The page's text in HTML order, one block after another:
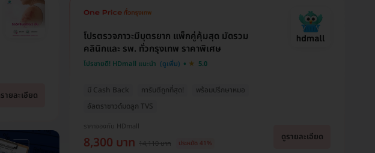
ายละเอียด มี Cash Back การันตีถูกที่สุด!
พร้อมปรึกษาหมอ
อัลตราซาวด์มดลูก TVS
โปรตรวจภาวะมีบุตรยาก แพ็กคู่คุ้มสุด มัดรวม
คลินิกและ รพ. ทั่วกรุงเทพ ราคาพิเศษ
โปรขายดี! HDmall แนะนำ 5.0
ราคาจองกับ HDmall
8,300 บาท 14,110 บาท ประหยัด 41%
ดูรายละเอียด